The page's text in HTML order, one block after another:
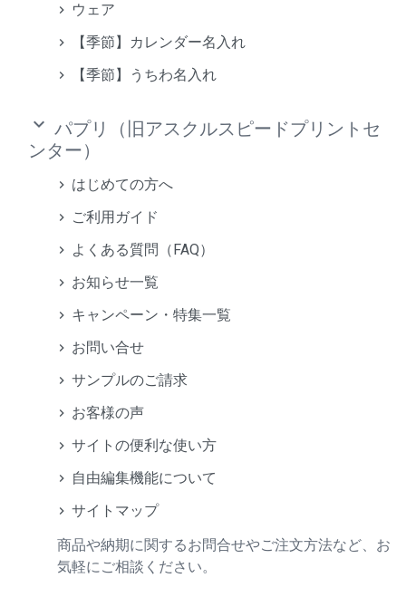
ウェア
【季節】カレンダー名入れ
【季節】うちわ名入れ
keyboard_arrow_down パプリ（旧アスクルスピードプリントセ
ンター）
はじめての方へ
ご利用ガイド
よくある質問（FAQ）
お知らせ一覧
キャンペーン・特集一覧
お問い合せ
サンプルのご請求
お客様の声
サイトの便利な使い方
自由編集機能について
サイトマップ
商品や納期に関するお問合せやご注文方法など、お
気軽にご相談ください。